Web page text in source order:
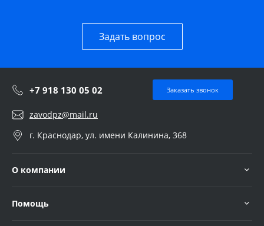
Задать вопрос
+7 918 130 05 02 Заказать звонок
zavodpz@mail.ru
г. Краснодар, ул. имени Калинина, 368
О компании
Помощь